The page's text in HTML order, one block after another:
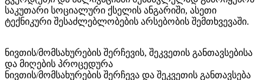
საკუთარი სოციალური ქსელის ანგარიში, ასეთი
ტექნიკური შესაძლებლობების არსებობის შემთხვევაში.
ნივთის/მომსახურების შერჩევის, შეკვეთის განთავსებისა
და მიღების პროცედურა
ნივთის/მომსახურების შერჩევა და შეკვეთის განთავსება